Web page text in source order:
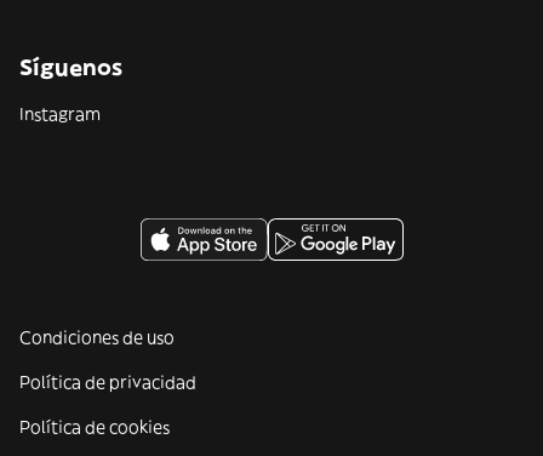
Síguenos
Instagram
Condiciones de uso
Política de privacidad
Política de cookies